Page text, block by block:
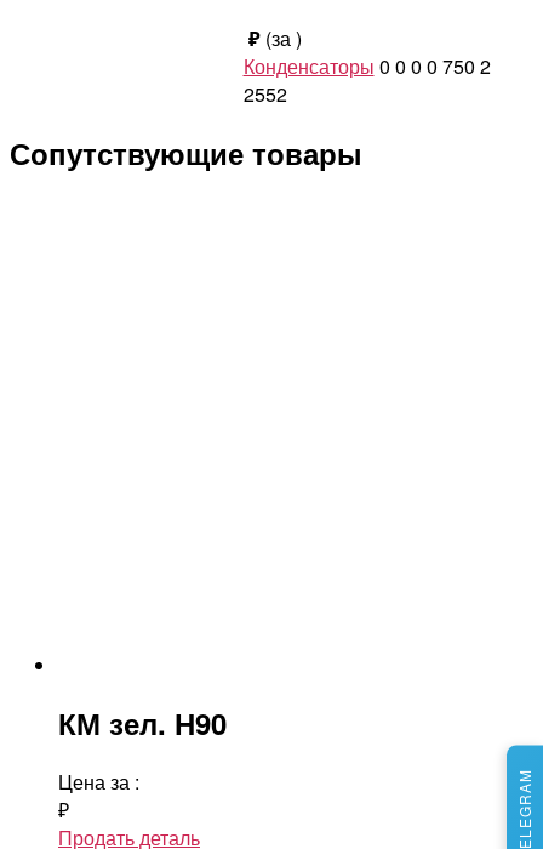
₽ (за)
Конденсаторы 0 0 0 0 750 2
2552
Сопутствующие товары
КМ зел. Н90
Цена за :
₽
Продать деталь